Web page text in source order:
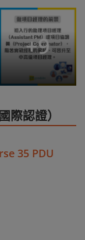
+9
際認證）
35 PDU